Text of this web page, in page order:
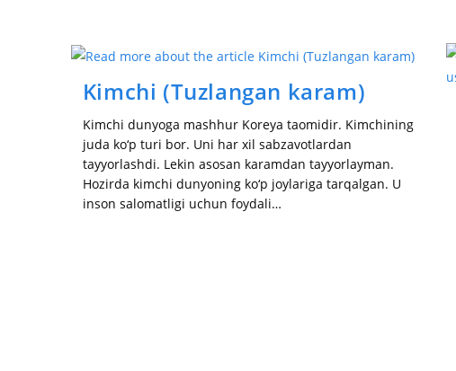
Kimchi (Tuzlangan karam)
Kimchi dunyoga mashhur Koreya taomidir. Kimchining
juda ko‘p turi bor. Uni har xil sabzavotlardan
tayyorlashdi. Lekin asosan karamdan tayyorlayman.
Hozirda kimchi dunyoning ko‘p joylariga tarqalgan. U
inson salomatligi uchun foydali…